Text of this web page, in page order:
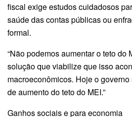
fiscal exige estudos cuidadosos
saúde das contas públicas ou
formal.
“Não podemos aumentar o teto do
solução que viabilize que isso
macroeconômicos. Hoje o
de aumento do teto do MEI.”
Ganhos sociais e para economia